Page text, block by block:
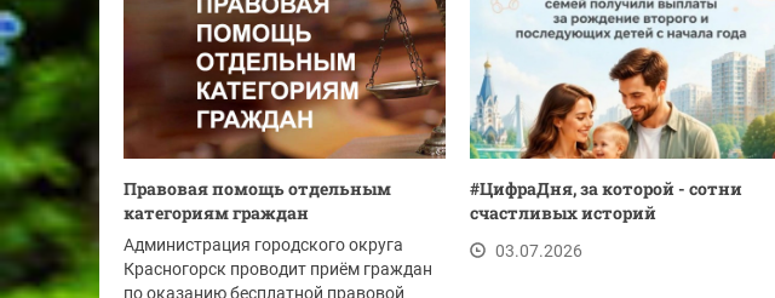
Правовая помощь отдельным
категориям граждан
Администрация городского округа
Красногорск проводит приём граждан
по оказанию бесплатной правовой
#ЦифраДня, за которой - сотни
счастливых историй
03.07.2026